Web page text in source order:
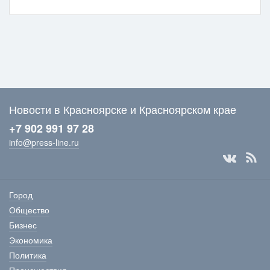
Новости в Красноярске и Красноярском крае
+7 902 991 97 28
info@press-line.ru
Город
Общество
Бизнес
Экономика
Политика